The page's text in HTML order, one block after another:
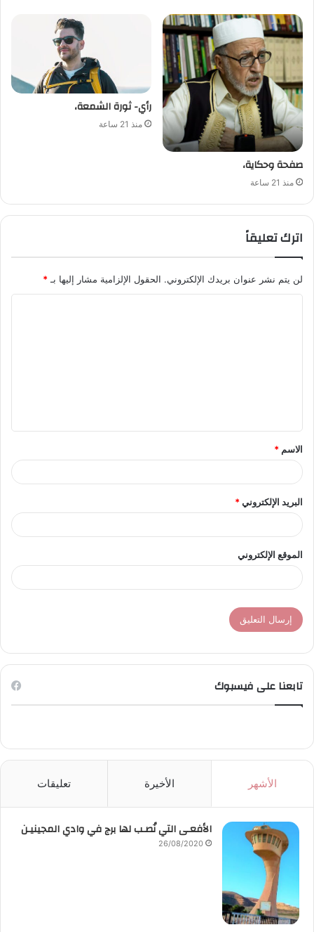
صفحة وحكاية،
منذ 21 ساعة
رأي- ثورة الشمعة،
منذ 21 ساعة
اترك تعليقاً
لن يتم نشر عنوان بريدك الإلكتروني. الحقول الإلزامية مشار إليها بـ*
ق
*
الاسم *
البريد الإلكتروني*
الموقع الإلكتروني
تابعنا على فيسبوك
الأشهر الأخيرة تعليقات
الأفعـى التي نُصـب لها برج في وادي المجينيـن
26/08/2020